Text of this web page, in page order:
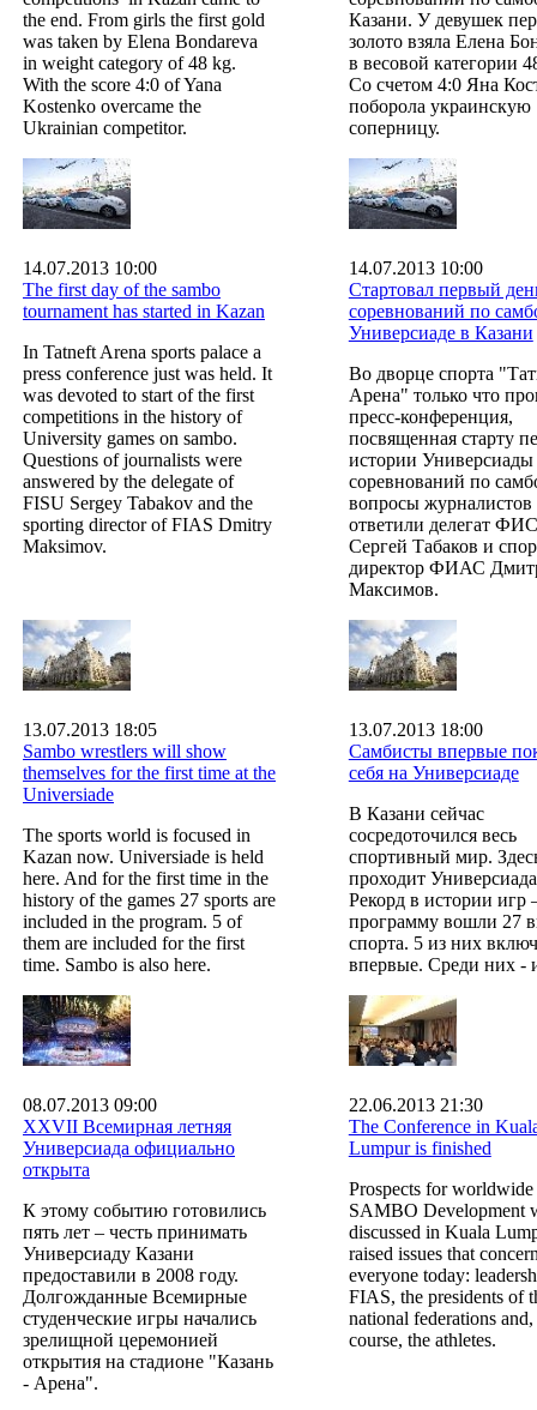
the end. From girls the first gold
was taken by Elena Bondareva
in weight category of 48 kg.
With the score 4:0 of Yana
Kostenko overcame the
Ukrainian competitor.
Казани. У девушек
золото взяла Елена
в весовой категории
Со счетом 4:0 Яна
поборола украинскую
соперницу.
14.07.2013 10:00
The first day of the sambo
tournament has started in Kazan
In Tatneft Arena sports palace a
press conference just was held. It
was devoted to start of the first
competitions in the history of
University games on sambo.
Questions of journalists were
answered by the delegate of
FISU Sergey Tabakov and the
sporting director of FIAS Dmitry
Maksimov.
14.07.2013 10:00
Стартовал первый
соревнований по
Универсиаде в Казани
Во дворце спорта
Арена" только что
пресс-конференция,
посвященная старту
истории Универсиады
соревнований по
вопросы журналистов
ответили делегат
Сергей Табаков и
директор ФИАС
Максимов.
13.07.2013 18:05
Sambo wrestlers will show
themselves for the first time at the
Universiade
The sports world is focused in
Kazan now. Universiade is held
here. And for the first time in the
history of the games 27 sports are
included in the program. 5 of
them are included for the first
time. Sambo is also here.
13.07.2013 18:00
Самбисты впервые
себя на Универсиаде
В Казани сейчас
сосредоточился весь
спортивный мир.
проходит
Рекорд в истории игр
программу вошли 27
спорта. 5 из них
впервые. Среди них -
08.07.2013 09:00
XXVII Всемирная летняя
Универсиада официально
открыта
К этому событию готовились
пять лет – честь принимать
Универсиаду Казани
предоставили в 2008 году.
Долгожданные Всемирные
студенческие игры начались
зрелищной церемонией
открытия на стадионе "Казань
- Арена".
22.06.2013 21:30
The Conference in
Lumpur is finished
Prospects for worldwide
SAMBO Development
discussed in Kuala
raised issues that
everyone today:
FIAS, the presidents of
national federations
course, the athletes.